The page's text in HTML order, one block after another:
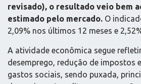
revisado), o resultado veio bem
estimado pelo mercado. O
2,09% nos últimos 12 meses e
A atividade econômica segue
desemprego, redução de impostos
gastos sociais, sendo puxada,